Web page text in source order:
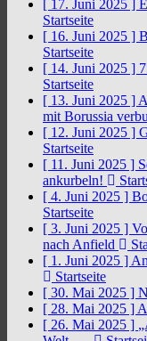
[ 17. Juni 2025 ]
Startseite
[ 16. Juni 2025 ]
Startseite
[ 14. Juni 2025 ]
Startseite
[ 13. Juni 2025 ]
mit Borussia
[ 12. Juni 2025 ]
Startseite
[ 11. Juni 2025 ]
ankurbeln!
[ 4. Juni 2025 ]
Startseite
[ 3. Juni 2025 ]
nach Anfield
[ 1. Juni 2025 ]
Startseite
[ 30. Mai 2025 ]
[ 28. Mai 2025 ]
[ 26. Mai 2025 ]